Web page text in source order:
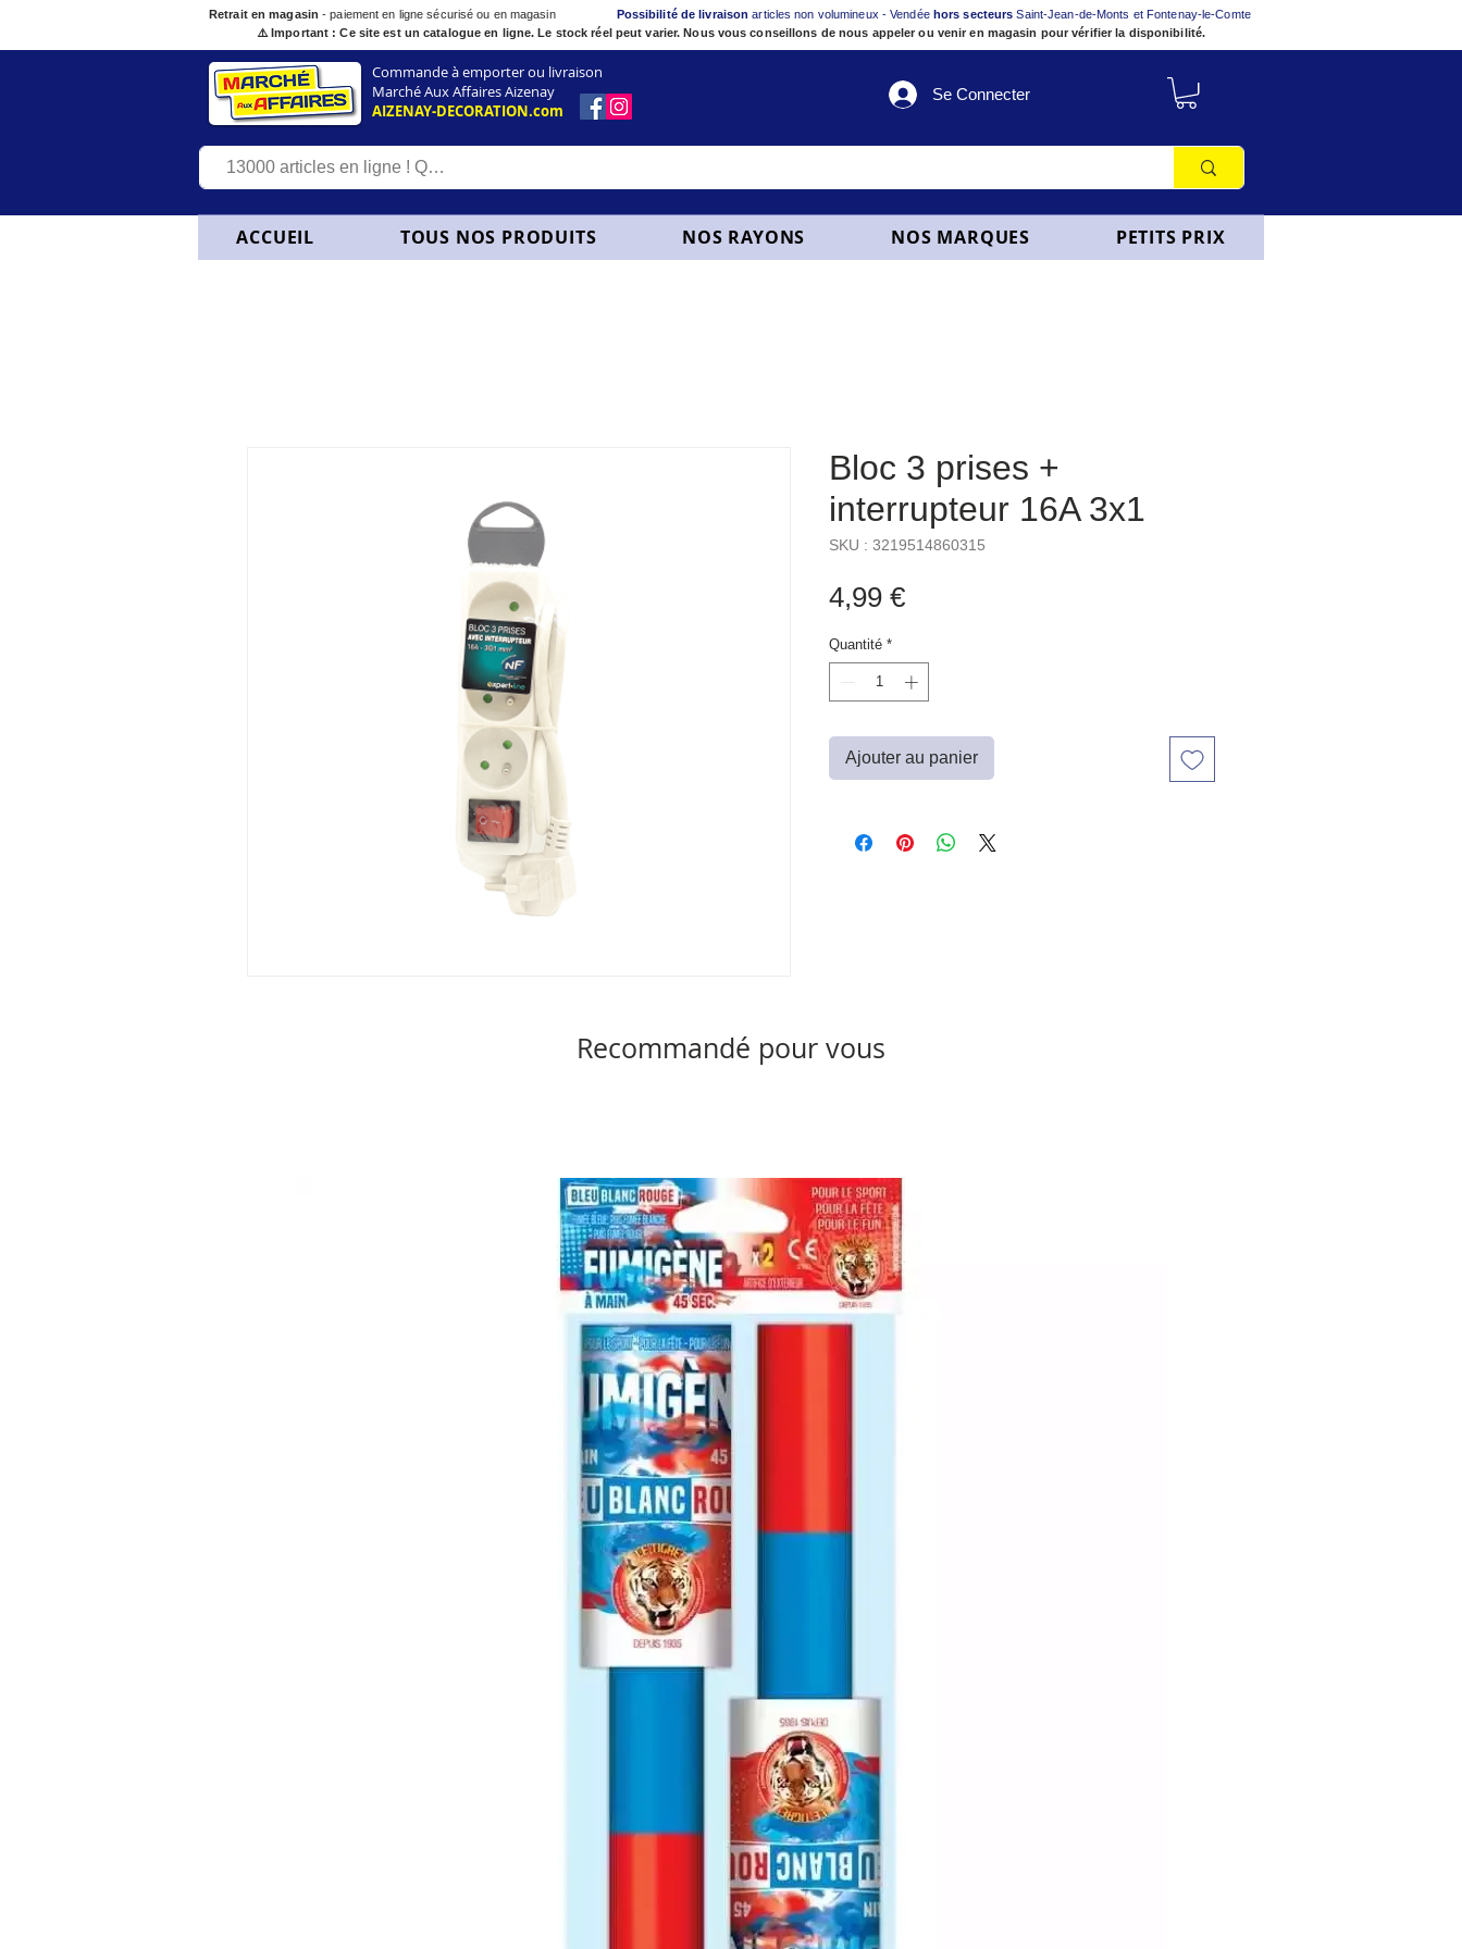
Retrait en magasin - paiement en ligne sécurisé ou en magasin Possibilité de livraisonarticles non volumineux - Vendée hors secteurs Saint-Jean-de-Monts et Fontenay-le-Comte
⚠️ Important : Ce site est un catalogue en ligne. Le stock réel peut varier. Nous vous conseillons de nous appeler ou venir en magasin pour vérifier la disponibilité.
Commande à emporter ou livraison
Marché Aux Affaires Aizenay
AIZENAY-DECORATION.com
Se Connecter
ACCUEIL TOUS NOS PRODUITS NOS RAYONS NOS MARQUES PETITS PRIX
Bloc 3 prises +
interrupteur 16A 3x1
SKU : 3219514860315
4,99 €Prix
Quantité *
Ajouter au panier
Recommandé pour vous